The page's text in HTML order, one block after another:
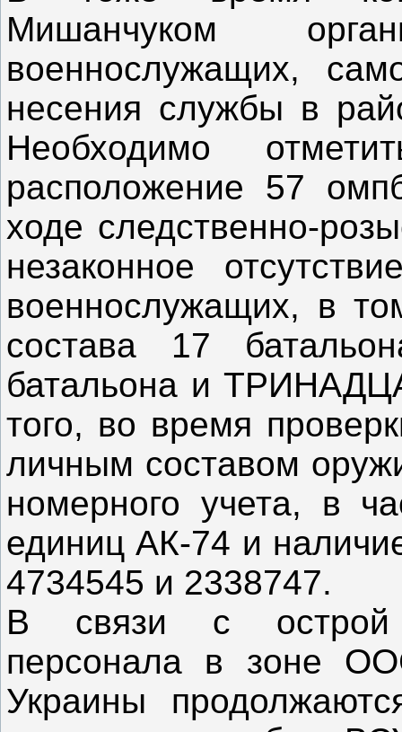
Мишанчуком
военнослужащих,
несения службы в
Необходимо
расположение 57
ходе следственно-
незаконное
военнослужащих, в
состава 17
батальона и
того, во время
личным составом
номерного учета, в
единиц АК-74 и
4734545 и 2338747.
В связи с острой
персонала в зоне
Украины